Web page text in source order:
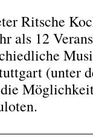
Ritsche
als 12
(unter